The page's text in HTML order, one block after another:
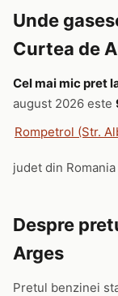
Unde
Curtea de
Cel mai mic pret
august 2026 este
Rompetrol (Str.
judet din
Despre
Arges
Pretul benzinei